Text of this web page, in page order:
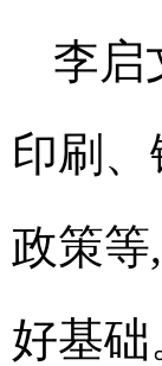
李启
印刷
政策
好基础